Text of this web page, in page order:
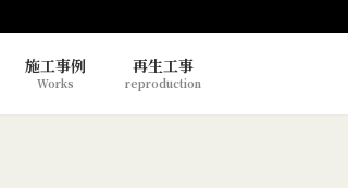
施工事例
Works
再生工事
reproduction